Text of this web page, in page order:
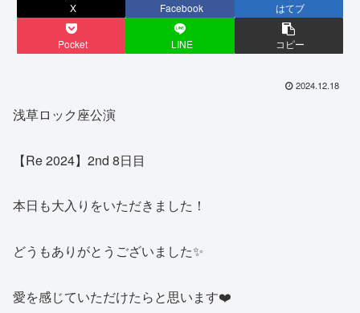
X Facebook はてブ
Pocket LINE コピー
2024.12.18
浅草ロック座公演
【Re 2024】2nd 8日目
本日も大入りをいただきました！
どうもありがとうございました✨
愛を感じていただけたらと思います❤️